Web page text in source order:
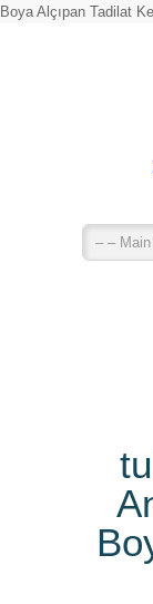
Boya Alçıpan Tadilat